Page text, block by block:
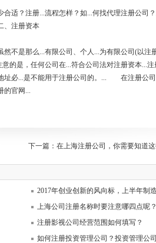
适？注册...流程怎样？如...何找代理注册公司
、注册资本
不是那么...有限公司、个人...为有限公司(以注
的是，任何公司在...符合公司法对注册资本...注
址必...是不能用于注册公司的。... 在注册公司
的官网...
下一篇： 在上海注册公司，你需要知道
2017年创业创新的风向标，上半年制
上海公司注册名称时要注意哪四点呢？
注册影视公司经营范围如何填写？
如何注册投资管理公司？投资管理公